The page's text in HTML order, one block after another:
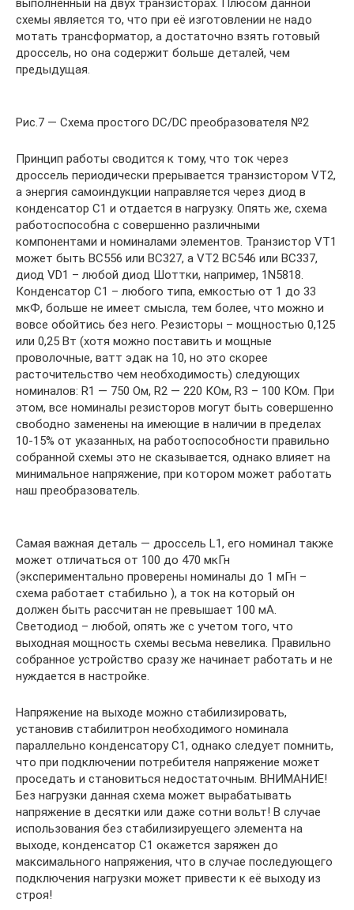
выполненный на двух транзисторах. Плюсом данной
схемы является то, что при её изготовлении не надо
мотать трансформатор, а достаточно взять готовый
дроссель, но она содержит больше деталей, чем
предыдущая.
Рис.7 — Схема простого DC/DC преобразователя №2
Принцип работы сводится к тому, что ток через
дроссель периодически прерывается транзистором VT2,
а энергия самоиндукции направляется через диод в
конденсатор C1 и отдается в нагрузку. Опять же, схема
работоспособна с совершенно различными
компонентами и номиналами элементов. Транзистор VT1
может быть BC556 или BC327, а VT2 BC546 или BC337,
диод VD1 – любой диод Шоттки, например, 1N5818.
Конденсатор C1 – любого типа, емкостью от 1 до 33
мкФ, больше не имеет смысла, тем более, что можно и
вовсе обойтись без него. Резисторы – мощностью 0,125
или 0,25 Вт (хотя можно поставить и мощные
проволочные, ватт эдак на 10, но это скорее
расточительство чем необходимость) следующих
номиналов: R1 — 750 Ом, R2 — 220 КОм, R3 – 100 КОм. При
этом, все номиналы резисторов могут быть совершенно
свободно заменены на имеющие в наличии в пределах
10-15% от указанных, на работоспособности правильно
собранной схемы это не сказывается, однако влияет на
минимальное напряжение, при котором может работать
наш преобразователь.
Самая важная деталь — дроссель L1, его номинал также
может отличаться от 100 до 470 мкГн
(экспериментально проверены номиналы до 1 мГн –
схема работает стабильно ), а ток на который он
должен быть рассчитан не превышает 100 мА.
Светодиод – любой, опять же с учетом того, что
выходная мощность схемы весьма невелика. Правильно
собранное устройство сразу же начинает работать и не
нуждается в настройке.
Напряжение на выходе можно стабилизировать,
установив стабилитрон необходимого номинала
параллельно конденсатору C1, однако следует помнить,
что при подключении потребителя напряжение может
проседать и становиться недостаточным. ВНИМАНИЕ!
Без нагрузки данная схема может вырабатывать
напряжение в десятки или даже сотни вольт! В случае
использования без стабилизируещего элемента на
выходе, конденсатор C1 окажется заряжен до
максимального напряжения, что в случае последующего
подключения нагрузки может привести к её выходу из
строя!